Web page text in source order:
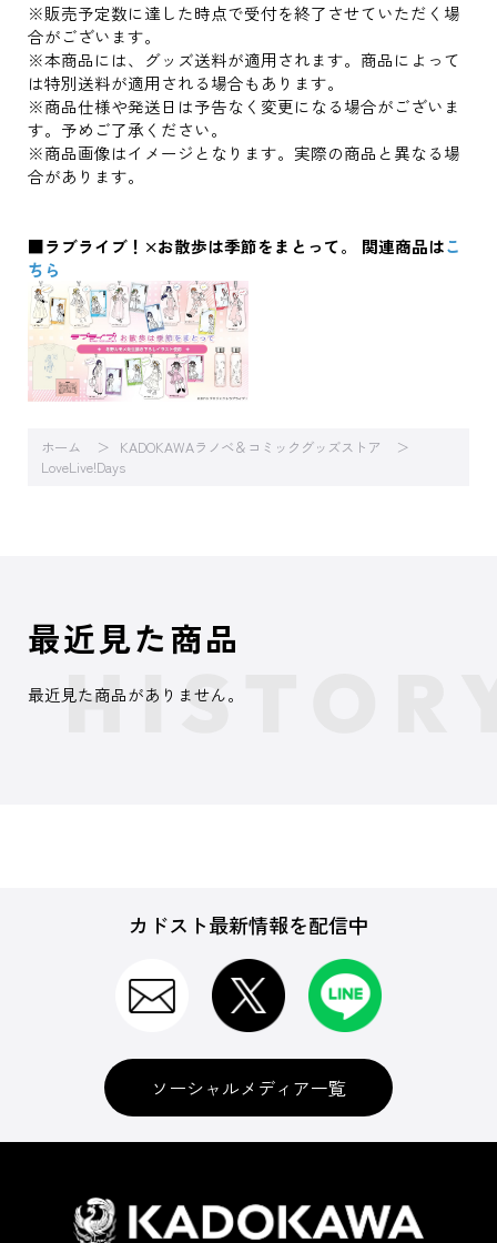
※販売予定数に達した時点で受付を終了させていただく場
合がございます。
※本商品には、グッズ送料が適用されます。商品によって
は特別送料が適用される場合もあります。
※商品仕様や発送日は予告なく変更になる場合がございま
す。予めご了承ください。
※商品画像はイメージとなります。実際の商品と異なる場
合があります。
■ラブライブ！×お散歩は季節をまとって。 関連商品はこ
ちら
ホーム
KADOKAWAラノベ＆コミックグッズストア
LoveLive!Days
最近見た商品
最近見た商品がありません。
カドスト最新情報を配信中
ソーシャルメディア一覧